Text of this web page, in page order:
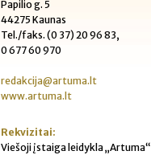
Papilio g. 5
44275 Kaunas
Tel./faks. (0 37) 20 96 83,
0 677 60 970
redakcija@artuma.lt
www.artuma.lt
Rekvizitai:
Viešoji įstaiga leidykla „Artuma“